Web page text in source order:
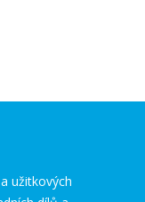
užitkových